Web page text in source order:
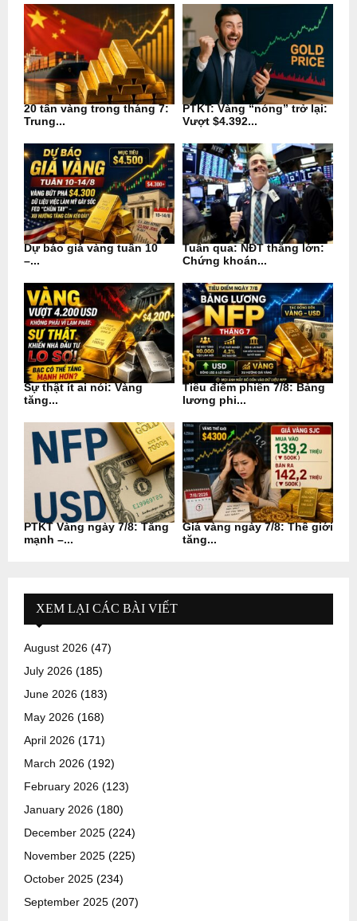
20 tấn vàng trong tháng 7:
Trung...
PTKT: Vàng “nóng” trở lại:
Vượt $4.392...
Dự báo giá vàng tuần 10
–...
Tuần qua: NĐT thắng lớn:
Chứng khoán...
Sự thật ít ai nói: Vàng
tăng...
Tiêu điểm phiên 7/8: Bảng
lương phi...
PTKT Vàng ngày 7/8: Tăng
mạnh –...
Giá vàng ngày 7/8: Thế giới
tăng...
XEM LẠI CÁC BÀI VIẾT
August 2026 (47)
July 2026 (185)
June 2026 (183)
May 2026 (168)
April 2026 (171)
March 2026 (192)
February 2026 (123)
January 2026 (180)
December 2025 (224)
November 2025 (225)
October 2025 (234)
September 2025 (207)